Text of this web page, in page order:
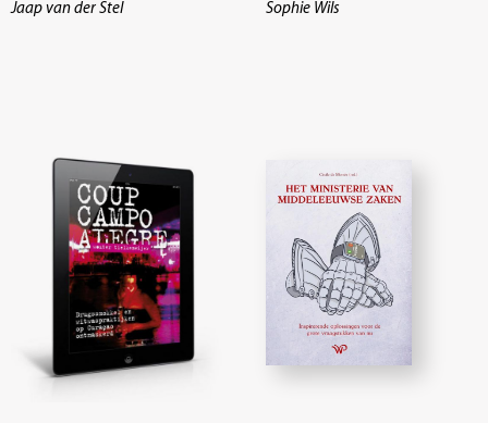
Jaap van der Stel
Sophie Wils